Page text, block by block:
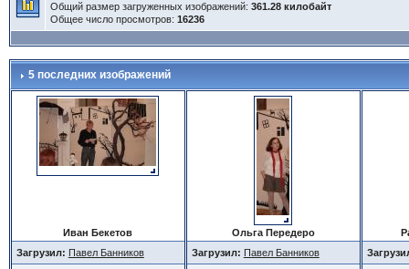
Общий размер загруженных изображений: 361.28 килобайт
Общее число просмотров: 16236
5 последних изображений
Иван Бекетов
Загрузил: Павел Банников
Ольга Передеро
Загрузил: Павел Банников